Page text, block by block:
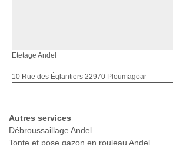
Etetage Andel
10 Rue des Églantiers 22970 Ploumagoar
Autres services
Débroussaillage Andel
Tonte et pose gazon en rouleau Andel